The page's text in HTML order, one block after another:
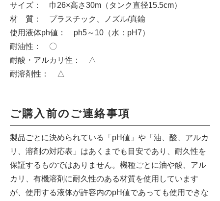
サイズ： 巾26×高さ30m（タンク直径15.5cm）
材 質： プラスチック、ノズル/真鍮
使用液体ph値： ph5～10（水：pH7）
耐油性： 〇
耐酸・アルカリ性： △
耐溶剤性： △
ご購入前のご連絡事項
製品ごとに決められている「pH値」や「油、酸、アルカ
リ、溶剤の対応表」はあくまでも目安であり、耐久性を
保証するものではありません。機種ごとに油や酸、アル
カリ、有機溶剤に耐久性のある材質を使用しています
が、使用する液体が許容内のpH値であっても使用できな